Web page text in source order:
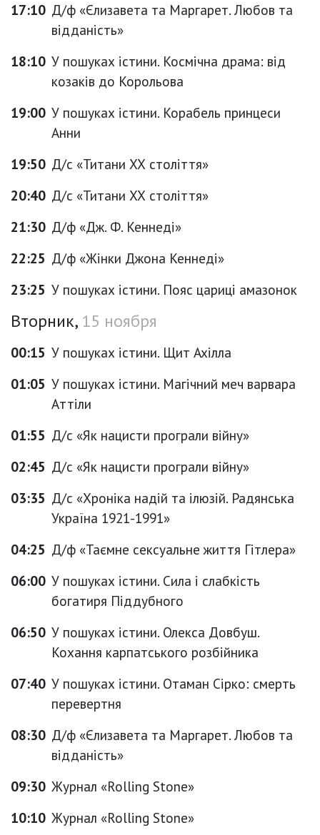
17:10 Д/ф «Єлизавета та Маргарет. Любов та
відданість»
18:10 У пошуках істини. Космічна драма: від
козаків до Корольова
19:00 У пошуках істини. Корабель принцеси
Анни
19:50 Д/с «Титани ХХ століття»
20:40 Д/с «Титани ХХ століття»
21:30 Д/ф «Дж. Ф. Кеннеді»
22:25 Д/ф «Жінки Джона Кеннеді»
23:25 У пошуках істини. Пояс цариці амазонок
Вторник, 15 ноября
00:15 У пошуках істини. Щит Ахілла
01:05 У пошуках істини. Магічний меч варвара
Аттіли
01:55 Д/с «Як нацисти програли війну»
02:45 Д/с «Як нацисти програли війну»
03:35 Д/с «Хроніка надій та ілюзій. Радянська
Україна 1921-1991»
04:25 Д/ф «Таємне сексуальне життя Гітлера»
06:00 У пошуках істини. Сила і слабкість
богатиря Піддубного
06:50 У пошуках істини. Олекса Довбуш.
Кохання карпатського розбійника
07:40 У пошуках істини. Отаман Сірко: смерть
перевертня
08:30 Д/ф «Єлизавета та Маргарет. Любов та
відданість»
09:30 Журнал «Rolling Stone»
10:10 Журнал «Rolling Stone»